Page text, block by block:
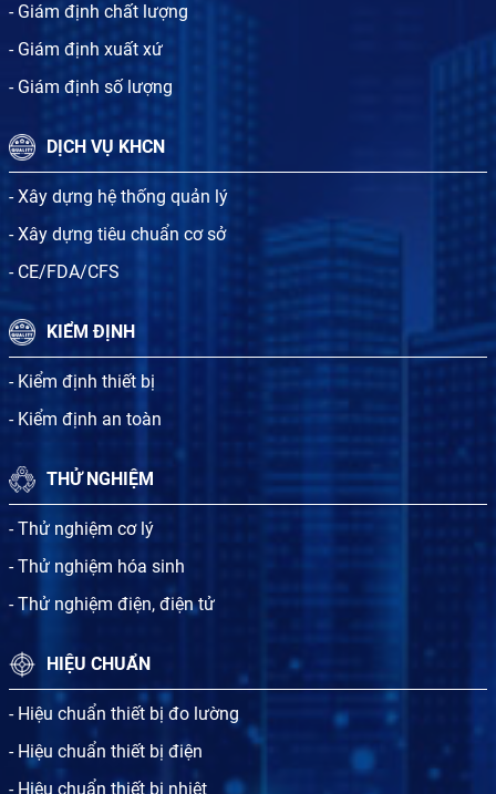
- Giám định chất lượng
- Giám định xuất xứ
- Giám định số lượng
DỊCH VỤ KHCN
- Xây dựng hệ thống quản lý
- Xây dựng tiêu chuẩn cơ sở
- CE/FDA/CFS
KIỂM ĐỊNH
- Kiểm định thiết bị
- Kiểm định an toàn
THỬ NGHIỆM
- Thử nghiệm cơ lý
- Thử nghiệm hóa sinh
- Thử nghiệm điện, điện tử
HIỆU CHUẨN
- Hiệu chuẩn thiết bị đo lường
- Hiệu chuẩn thiết bị điện
- Hiệu chuẩn thiết bị nhiệt